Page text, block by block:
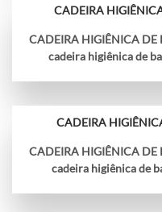
CADEIRA
CADEIRA HIGIÊNICA
cadeira higiênica de
CADEIRA
CADEIRA HIGIÊNICA
cadeira higiênica de